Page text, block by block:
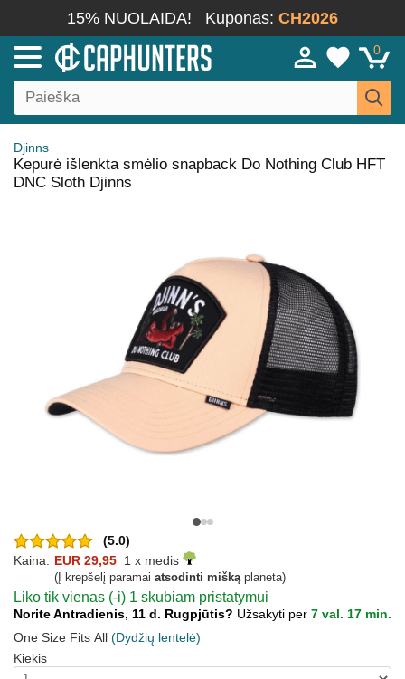
15% NUOLAIDA! Kuponas: CH2026
0
Djinns
Kepurė išlenkta smėlio snapback Do Nothing Club HFT
DNC Sloth Djinns
(5.0)
Kaina: EUR 29,95 1 x medis
(Į krepšelį paramai atsodinti miškąplaneta)
Liko tik vienas (-i) 1 skubiam pristatymui
Norite Antradienis, 11 d. Rugpjūtis? Užsakyti per 7 val. 17 min.
One Size Fits All (Dydžių lentelė)
Kiekis